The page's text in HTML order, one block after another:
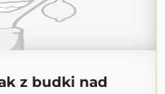
z budki nad